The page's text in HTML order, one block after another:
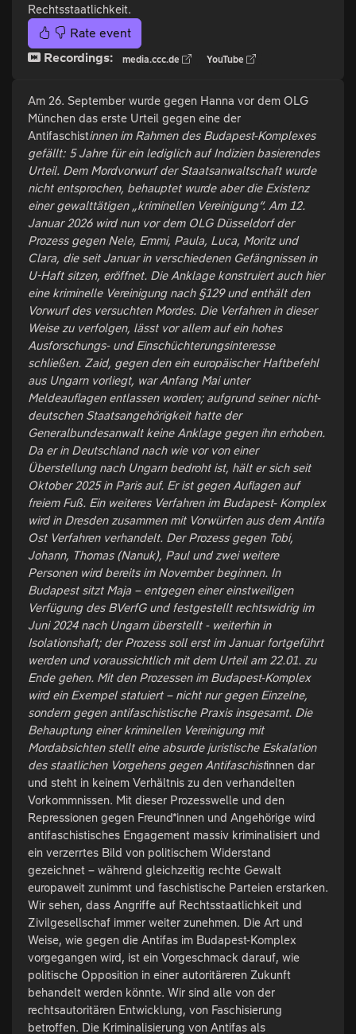
Rechtsstaatlichkeit.
Rate event
Recordings:
media.ccc.de YouTube
Am 26. September wurde gegen Hanna vor dem OLG
München das erste Urteil gegen eine der
Antifaschistinnen im Rahmen des Budapest-Komplexes
gefällt: 5 Jahre für ein lediglich auf Indizien basierendes
Urteil. Dem Mordvorwurf der Staatsanwaltschaft wurde
nicht entsprochen, behauptet wurde aber die Existenz
einer gewalttätigen „kriminellen Vereinigung“. Am 12.
Januar 2026 wird nun vor dem OLG Düsseldorf der
Prozess gegen Nele, Emmi, Paula, Luca, Moritz und
Clara, die seit Januar in verschiedenen Gefängnissen in
U-Haft sitzen, eröffnet. Die Anklage konstruiert auch hier
eine kriminelle Vereinigung nach §129 und enthält den
Vorwurf des versuchten Mordes. Die Verfahren in dieser
Weise zu verfolgen, lässt vor allem auf ein hohes
Ausforschungs- und Einschüchterungsinteresse
schließen. Zaid, gegen den ein europäischer Haftbefehl
aus Ungarn vorliegt, war Anfang Mai unter
Meldeauflagen entlassen worden; aufgrund seiner nicht-
deutschen Staatsangehörigkeit hatte der
Generalbundesanwalt keine Anklage gegen ihn erhoben.
Da er in Deutschland nach wie vor von einer
Überstellung nach Ungarn bedroht ist, hält er sich seit
Oktober 2025 in Paris auf. Er ist gegen Auflagen auf
freiem Fuß. Ein weiteres Verfahren im Budapest- Komplex
wird in Dresden zusammen mit Vorwürfen aus dem Antifa
Ost Verfahren verhandelt. Der Prozess gegen Tobi,
Johann, Thomas (Nanuk), Paul und zwei weitere
Personen wird bereits im November beginnen. In
Budapest sitzt Maja – entgegen einer einstweiligen
Verfügung des BVerfG und festgestellt rechtswidrig im
Juni 2024 nach Ungarn überstellt - weiterhin in
Isolationshaft; der Prozess soll erst im Januar fortgeführt
werden und voraussichtlich mit dem Urteil am 22.01. zu
Ende gehen. Mit den Prozessen im Budapest-Komplex
wird ein Exempel statuiert – nicht nur gegen Einzelne,
sondern gegen antifaschistische Praxis insgesamt. Die
Behauptung einer kriminellen Vereinigung mit
Mordabsichten stellt eine absurde juristische Eskalation
des staatlichen Vorgehens gegen Antifaschistinnen dar
und steht in keinem Verhältnis zu den verhandelten
Vorkommnissen. Mit dieser Prozesswelle und den
Repressionen gegen Freund*innen und Angehörige wird
antifaschistisches Engagement massiv kriminalisiert und
ein verzerrtes Bild von politischem Widerstand
gezeichnet – während gleichzeitig rechte Gewalt
europaweit zunimmt und faschistische Parteien erstarken.
Wir sehen, dass Angriffe auf Rechtsstaatlichkeit und
Zivilgesellschaf immer weiter zunehmen. Die Art und
Weise, wie gegen die Antifas im Budapest-Komplex
vorgegangen wird, ist ein Vorgeschmack darauf, wie
politische Opposition in einer autoritäreren Zukunft
behandelt werden könnte. Wir sind alle von der
rechtsautoritären Entwicklung, von Faschisierung
betroffen. Die Kriminalisierung von Antifas als